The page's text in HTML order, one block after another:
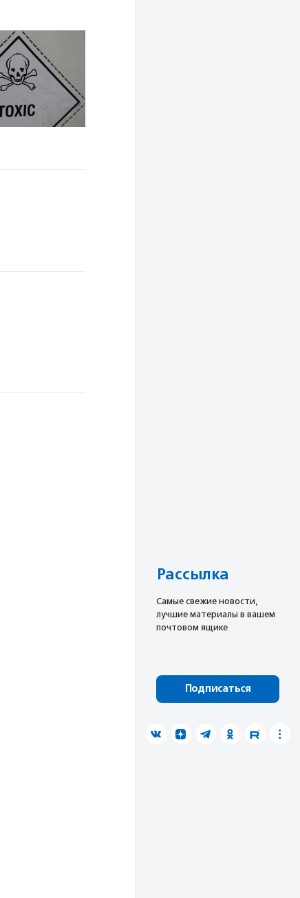
Рассылка
Cамые свежие новости,
лучшие материалы в вашем
почтовом ящике
Подписаться